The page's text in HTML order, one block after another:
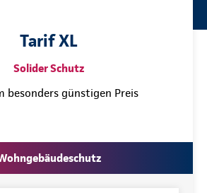
Tarif XL
Solider Schutz
besonders günstigen Preis